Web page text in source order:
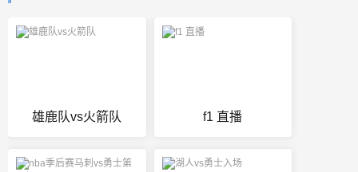
雄鹿队vs火箭队 f1 直播